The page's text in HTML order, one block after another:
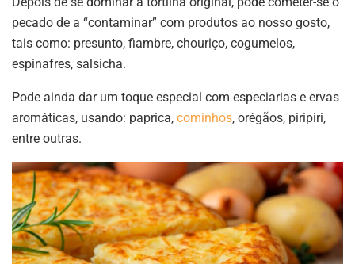
pecado de a “contaminar” com produtos ao nosso gosto,
tais como: presunto, fiambre, chouriço, cogumelos,
espinafres, salsicha.
Pode ainda dar um toque especial com especiarias e ervas
aromáticas, usando: paprica, cominhos, orégãos, piripiri,
entre outras.